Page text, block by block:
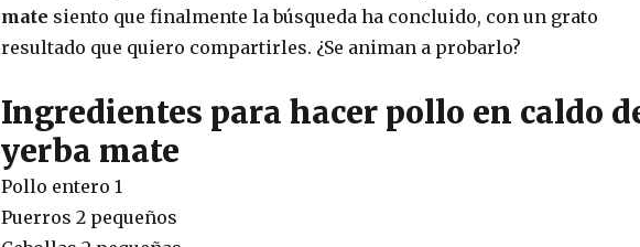
mate siento que finalmente la búsqueda ha concluido, con un grato
resultado que quiero compartirles. ¿Se animan a probarlo?
Ingredientes para hacer pollo en caldo
yerba mate
Pollo entero 1
Puerros 2 pequeños